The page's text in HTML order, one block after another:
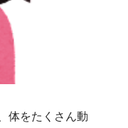
体をたくさん動